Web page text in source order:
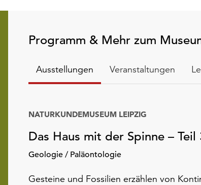
Programm & Mehr zum
Ausstellungen Veranstaltungen
Das Haus mit der Spinne – Teil
Geologie / Paläontologie
NATURKUNDEMUSEUM LEIPZIG
Gesteine und Fossilien erzählen von